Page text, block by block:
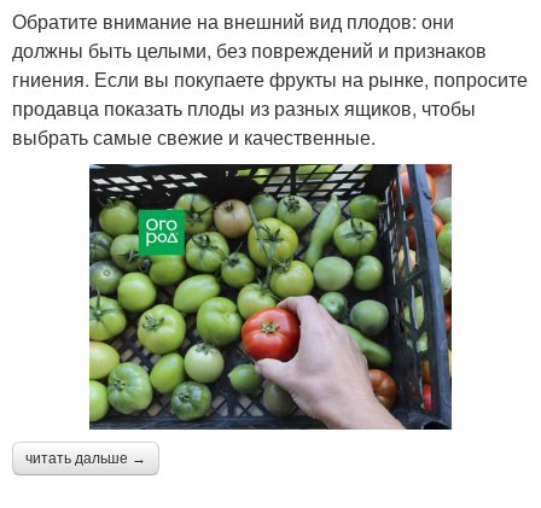
Обратите внимание на внешний вид плодов: они
должны быть целыми, без повреждений и признаков
гниения. Если вы покупаете фрукты на рынке, попросите
продавца показать плоды из разных ящиков, чтобы
выбрать самые свежие и качественные.
читать дальше →